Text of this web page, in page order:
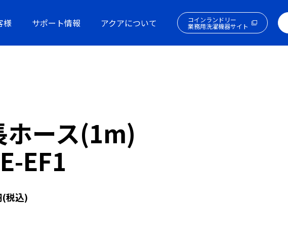
様 サポート情報 アクアについて コインランドリー
業務用洗濯機器サイト
ホース(1m)
EF1
税込)